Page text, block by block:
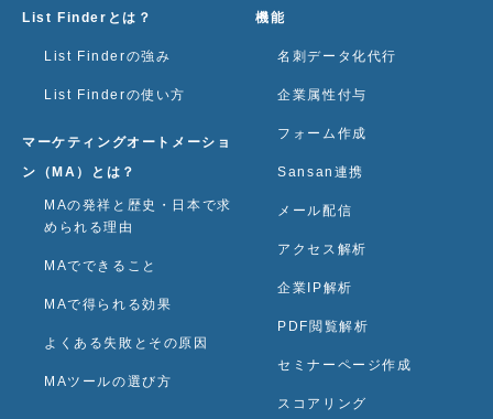
List Finderとは？
List Finderの強み
List Finderの使い方
マーケティングオートメーショ
ン（MA）とは？
MAの発祥と歴史・日本で求
められる理由
MAでできること
MAで得られる効果
よくある失敗とその原因
MAツールの選び方
機能
名刺データ化代行
企業属性付与
フォーム作成
Sansan連携
メール配信
アクセス解析
企業IP解析
PDF閲覧解析
セミナーページ作成
スコアリング